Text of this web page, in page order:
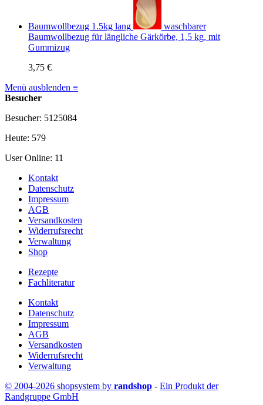
Baumwollbezug 1.5kg lang
waschbarer
Baumwollbezug für längliche Gärkörbe, 1,5 kg, mit
Gummizug
3,75 €
Menü ausblenden ≡
Besucher
Besucher: 5125084
Heute: 579
User Online: 11
Kontakt
Datenschutz
Impressum
AGB
Versandkosten
Widerrufsrecht
Verwaltung
Shop
Rezepte
Fachliteratur
Kontakt
Datenschutz
Impressum
AGB
Versandkosten
Widerrufsrecht
Verwaltung
© 2004-2026 shopsystem by randshop - Ein Produkt der
Randgruppe GmbH